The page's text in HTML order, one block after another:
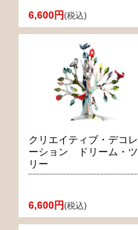
6,600円(税込)
クリエイティブ・デコレ
ーション ドリーム・ツ
リー
6,600円(税込)